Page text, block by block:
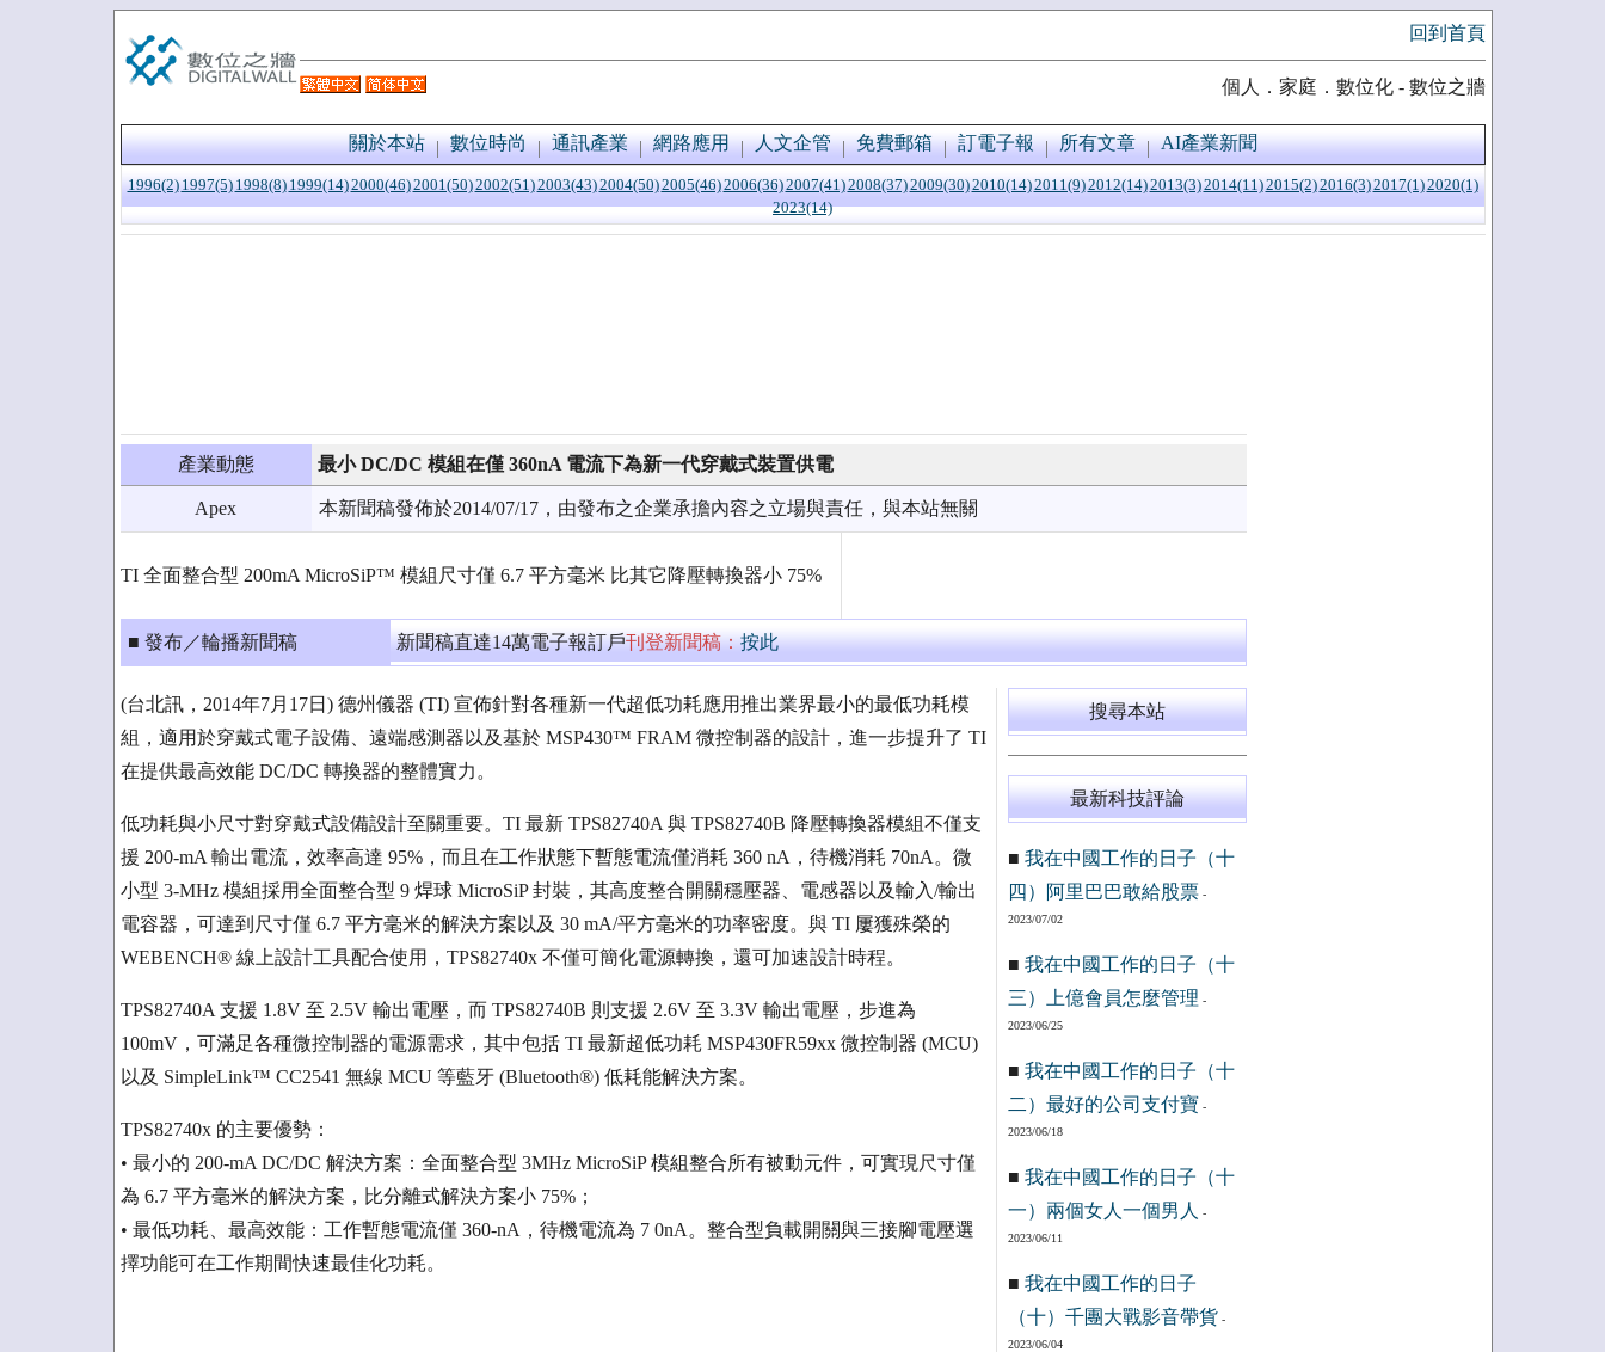
回到首頁
個人．家庭．數位化 - 數位之牆
關於本站 數位時尚 通訊產業 網路應用 人文企管 免費郵箱 訂電子報 所有文章 AI產業新聞
1996(2) 1997(5) 1998(8) 1999(14)2000(46)2001(50)2002(51)2003(43)2004(50)2005(46)2006(36)2007(41)2008(37)2009(30)2010(14)2011(9)2012(14)2013(3)2014(11)2015(2)2016(3)2017(1)2020(1)
2023(14)
產業動態 最小 DC/DC 模組在僅 360nA 電流下為新一代穿戴式裝置供電
Apex 本新聞稿發佈於2014/07/17，由發布之企業承擔內容之立場與責任，與本站無關
TI 全面整合型 200mA MicroSiP™ 模組尺寸僅 6.7 平方毫米 比其它降壓轉換器小 75%
■ 發布／輪播新聞稿 新聞稿直達14萬電子報訂戶刊登新聞稿：按此
(台北訊，2014年7月17日) 德州儀器 (TI) 宣佈針對各種新一代超低功耗應用推出業界最小的最低功耗模
組，適用於穿戴式電子設備、遠端感測器以及基於 MSP430™ FRAM 微控制器的設計，進一步提升了 TI
在提供最高效能 DC/DC 轉換器的整體實力。
低功耗與小尺寸對穿戴式設備設計至關重要。TI 最新 TPS82740A 與 TPS82740B 降壓轉換器模組不僅支
援 200-mA 輸出電流，效率高達 95%，而且在工作狀態下暫態電流僅消耗 360 nA，待機消耗 70nA。微
小型 3-MHz 模組採用全面整合型 9 焊球 MicroSiP 封裝，其高度整合開關穩壓器、電感器以及輸入/輸出
電容器，可達到尺寸僅 6.7 平方毫米的解決方案以及 30 mA/平方毫米的功率密度。與 TI 屢獲殊榮的
WEBENCH® 線上設計工具配合使用，TPS82740x 不僅可簡化電源轉換，還可加速設計時程。
TPS82740A 支援 1.8V 至 2.5V 輸出電壓，而 TPS82740B 則支援 2.6V 至 3.3V 輸出電壓，步進為
100mV，可滿足各種微控制器的電源需求，其中包括 TI 最新超低功耗 MSP430FR59xx 微控制器 (MCU)
以及 SimpleLink™ CC2541 無線 MCU 等藍牙 (Bluetooth®) 低耗能解決方案。
TPS82740x 的主要優勢：
• 最小的 200-mA DC/DC 解決方案：全面整合型 3MHz MicroSiP 模組整合所有被動元件，可實現尺寸僅
為 6.7 平方毫米的解決方案，比分離式解決方案小 75%；
• 最低功耗、最高效能：工作暫態電流僅 360-nA，待機電流為 7 0nA。整合型負載開關與三接腳電壓選
擇功能可在工作期間快速最佳化功耗。
搜尋本站
最新科技評論
■ 我在中國工作的日子（十
四）阿里巴巴敢給股票-
2023/07/02
■ 我在中國工作的日子（十
三）上億會員怎麼管理 -
2023/06/25
■ 我在中國工作的日子（十
二）最好的公司支付寶 -
2023/06/18
■ 我在中國工作的日子（十
一）兩個女人一個男人
-
2023/06/11
■ 我在中國工作的日子
（十）千團大戰影音帶貨 -
2023/06/04